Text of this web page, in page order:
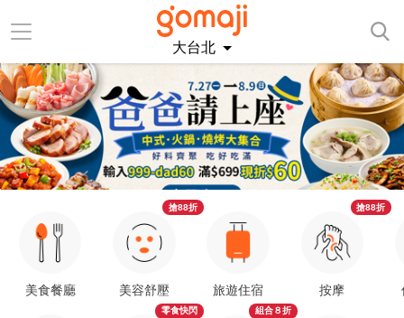
大台北
美食餐廳 美容舒壓
搶88折
零食快閃
旅遊住宿
組合８折
按摩
搶88折